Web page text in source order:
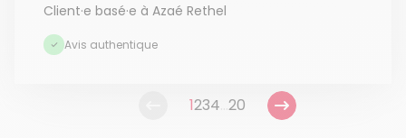
Client·e basé·e à Azaé Rethel
Avis authentique
1234 20